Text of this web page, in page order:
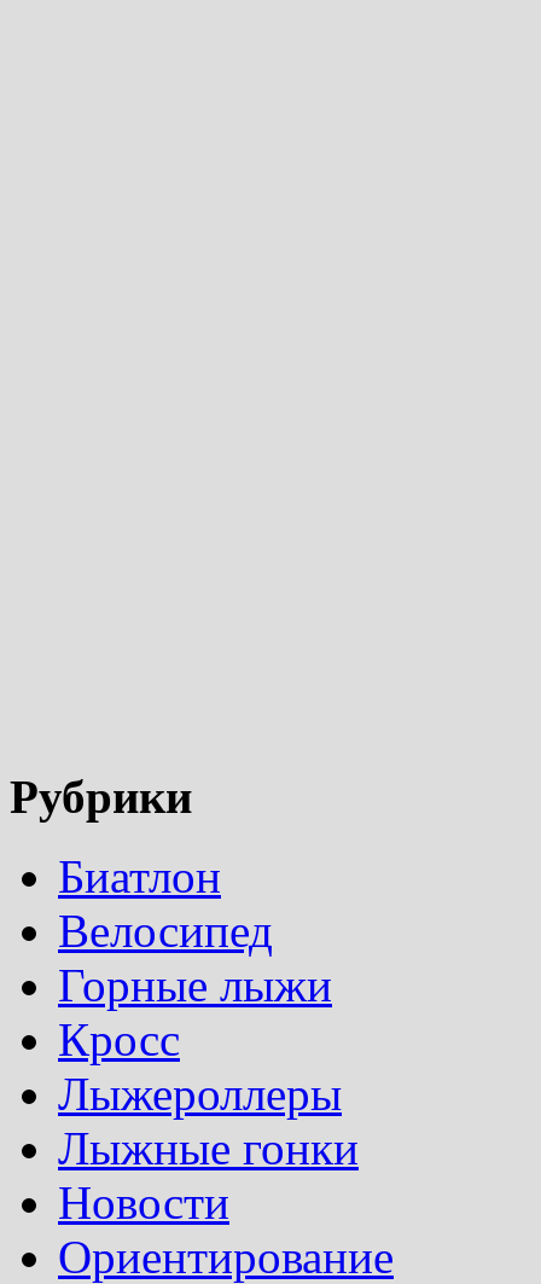
Рубрики
Биатлон
Велосипед
Горные лыжи
Кросс
Лыжероллеры
Лыжные гонки
Новости
Ориентирование